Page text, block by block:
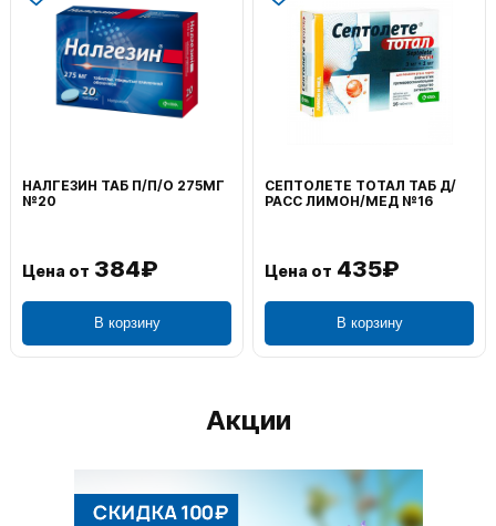
НАЛГЕЗИН ТАБ П/П/О 275МГ
№20
Цена от 384₽
В корзину
СЕПТОЛЕТЕ ТОТАЛ ТАБ Д/
РАСС ЛИМОН/МЕД №16
Цена от 435₽
В корзину
Акции